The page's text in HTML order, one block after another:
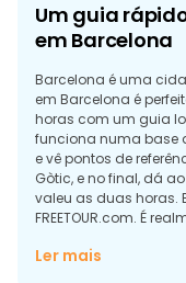
Um guia
em Barcelona
Barcelona é uma
em Barcelona é
horas com um guia
funciona numa base
e vê pontos de
Gòtic, e no final, dá
valeu as duas horas.
FREETOUR.com. É
Porquê andar
Ler mais